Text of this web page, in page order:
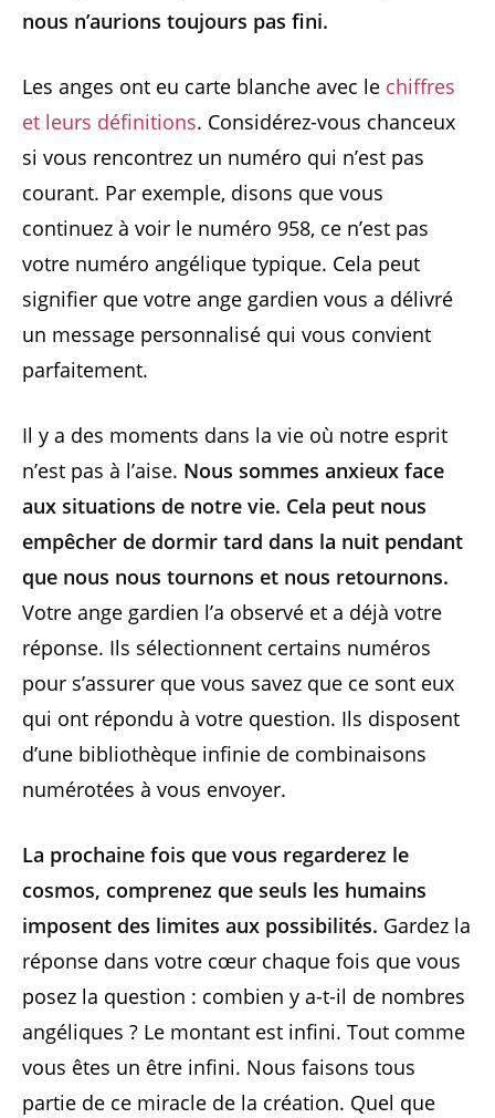
nous n’aurions toujours pas fini.
Les anges ont eu carte blanche avec le chiffres
et leurs définitions. Considérez-vous chanceux
si vous rencontrez un numéro qui n’est pas
courant. Par exemple, disons que vous
continuez à voir le numéro 958, ce n’est pas
votre numéro angélique typique. Cela peut
signifier que votre ange gardien vous a délivré
un message personnalisé qui vous convient
parfaitement.
Il y a des moments dans la vie où notre esprit
n’est pas à l’aise. Nous sommes anxieux face
aux situations de notre vie. Cela peut nous
empêcher de dormir tard dans la nuit pendant
que nous nous tournons et nous retournons.
Votre ange gardien l’a observé et a déjà votre
réponse. Ils sélectionnent certains numéros
pour s’assurer que vous savez que ce sont eux
qui ont répondu à votre question. Ils disposent
d’une bibliothèque infinie de combinaisons
numérotées à vous envoyer.
La prochaine fois que vous regarderez le
cosmos, comprenez que seuls les humains
imposent des limites aux possibilités. Gardez la
réponse dans votre cœur chaque fois que vous
posez la question : combien y a-t-il de nombres
angéliques ? Le montant est infini. Tout comme
vous êtes un être infini. Nous faisons tous
partie de ce miracle de la création. Quel que